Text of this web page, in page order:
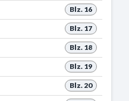
Blz. 16
Blz. 17
Blz. 18
Blz. 19
Blz. 20